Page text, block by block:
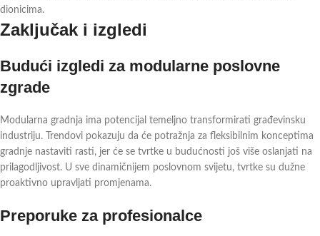
dionicima.
Zaključak i izgledi
Budući izgledi za modularne poslovne
zgrade
Modularna gradnja ima potencijal temeljno transformirati građevinsku
industriju. Trendovi pokazuju da će potražnja za fleksibilnim konceptima
gradnje nastaviti rasti, jer će se tvrtke u budućnosti još više oslanjati na
prilagodljivost. U sve dinamičnijem poslovnom svijetu, tvrtke su dužne
proaktivno upravljati promjenama.
Preporuke za profesionalce